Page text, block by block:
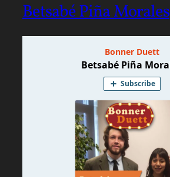
Betsabé Piña Morales